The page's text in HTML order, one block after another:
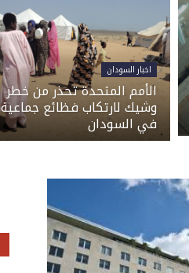
اخبار السودان
الأمم المتحدة تحذر من خطر
وشيك لارتكاب فظائع جماعية
في السودان